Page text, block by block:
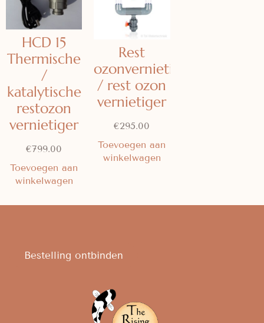
HCD 15
Thermische
/
katalytische
restozon
vernietiger
€799.00
Toevoegen aan
winkelwagen
Rest
ozonvernietiger
/ rest ozon
vernietiger
€295.00
Toevoegen aan
winkelwagen
Bestelling ontbinden